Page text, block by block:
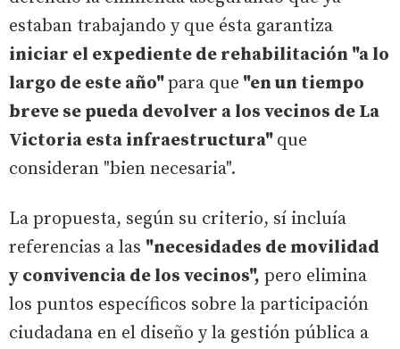
estaban trabajando y que ésta garantiza
iniciar el expediente de rehabilitación "a lo
largo de este año"para que "en un tiempo
breve se pueda devolver a los vecinos de La
Victoria esta infraestructura" que
consideran "bien necesaria".
La propuesta, según su criterio, sí incluía
referencias a las "necesidades de movilidad
y convivencia de los vecinos", pero elimina
los puntos específicos sobre la participación
ciudadana en el diseño y la gestión pública a